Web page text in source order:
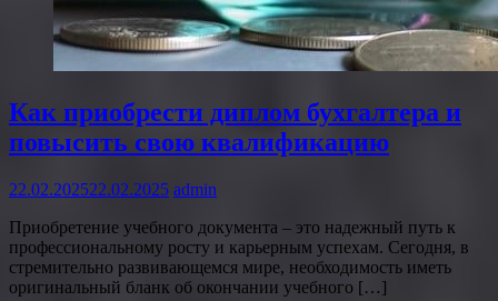
Как приобрести диплом бухгалтера и
повысить свою квалификацию
22.02.202522.02.2025 admin
Приобретение учебного документа – это надежный путь к
профессиональному росту и карьерным успехам. Сегодня, в
стремительно развивающемся мире, необходимость иметь
оригинальный бланк об окончании учебного […]